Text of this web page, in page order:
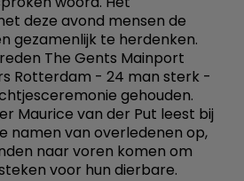
deze avond mensen de
gezamenlijk te herdenken.
The Gents Mainport
Rotterdam - 24 man sterk -
gehouden.
Maurice van der Put leest bij
namen van overledenen op,
naar voren komen om
voor hun dierbare.